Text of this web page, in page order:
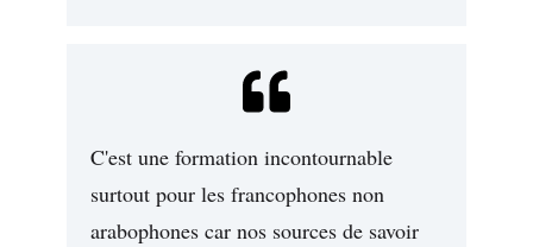
C'est une formation incontournable
surtout pour les francophones non
arabophones car nos sources de savoir